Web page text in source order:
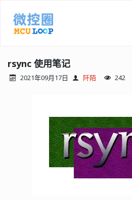
rsync 使用笔记
2021年09月17日 阡陌 242